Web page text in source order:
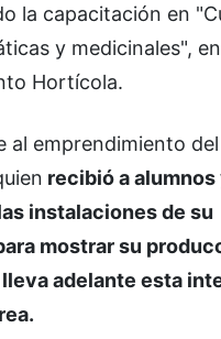
la capacitación en
y medicinales", en
Hortícola.
al emprendimiento
recibió a alumnos
instalaciones de su
mostrar su
adelante esta